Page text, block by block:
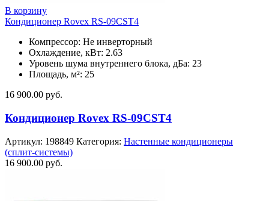
В корзину
Кондиционер Rovex RS-09CST4
Компрессор: Не инверторный
Охлаждение, кВт: 2.63
Уровень шума внутреннего блока, дБа: 23
Площадь, м²: 25
16 900.00 руб.
Кондиционер Rovex RS-09CST4
Артикул: 198849 Категория: Настенные кондиционеры
(сплит-системы)
16 900.00 руб.